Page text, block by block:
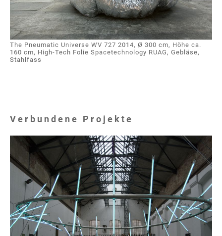
The Pneumatic Universe WV 727 2014, Ø 300 cm, Höhe ca.
160 cm, High-Tech Folie Spacetechnology RUAG, Gebläse,
Stahlfass
Verbundene Projekte